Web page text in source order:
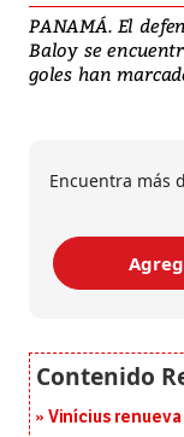
PANAMÁ. El
Baloy se
goles han
Encuentra más
Vinícius renueva